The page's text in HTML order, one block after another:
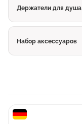
Держатели для душа
Набор аксессуаров